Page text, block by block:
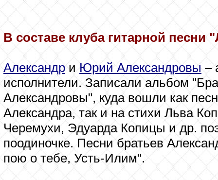
В составе клуба гитарной песни
Александри Юрий Александровы –
исполнители. Записали альбом
Александровы", куда вошли как
Александра, так и на стихи Льва
Черемухи, Эдуарда Копицы и др.
поодиночке. Песни братьев
пою о тебе, Усть-Илим".